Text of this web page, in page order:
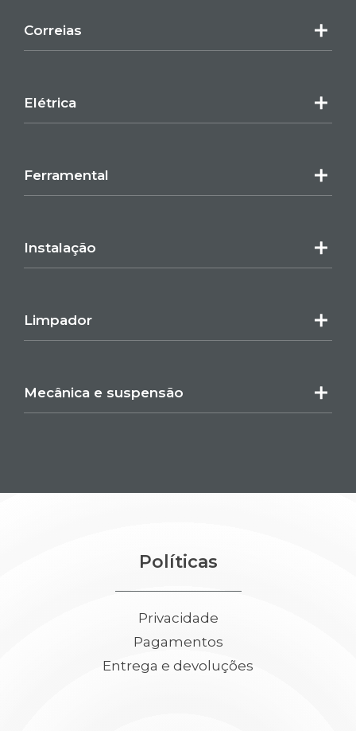
Correias
Elétrica
Ferramental
Instalação
Limpador
Mecânica e suspensão
Políticas
Privacidade
Pagamentos
Entrega e devoluções